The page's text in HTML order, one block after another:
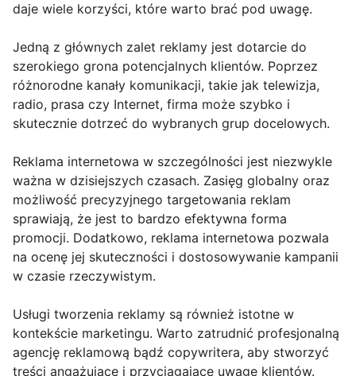
daje wiele korzyści, które warto brać pod uwagę.
Jedną z głównych zalet reklamy jest dotarcie do
szerokiego grona potencjalnych klientów. Poprzez
różnorodne kanały komunikacji, takie jak telewizja,
radio, prasa czy Internet, firma może szybko i
skutecznie dotrzeć do wybranych grup docelowych.
Reklama internetowa w szczególności jest niezwykle
ważna w dzisiejszych czasach. Zasięg globalny oraz
możliwość precyzyjnego targetowania reklam
sprawiają, że jest to bardzo efektywna forma
promocji. Dodatkowo, reklama internetowa pozwala
na ocenę jej skuteczności i dostosowywanie kampanii
w czasie rzeczywistym.
Usługi tworzenia reklamy są również istotne w
kontekście marketingu. Warto zatrudnić profesjonalną
agencję reklamową bądź copywritera, aby stworzyć
treści angażujące i przyciągające uwagę klientów.